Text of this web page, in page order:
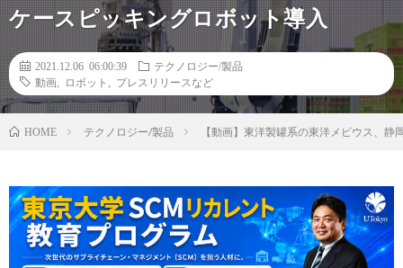
ケースピッキングロボット導入
2021.12.06 06:00:39
テクノロジー/製品
動画
ロボット プレスリリースなど
HOME テクノロジー/製品 【動画】東洋製罐系の東洋メビウス、